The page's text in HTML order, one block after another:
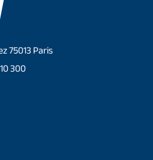
75013 Paris
300